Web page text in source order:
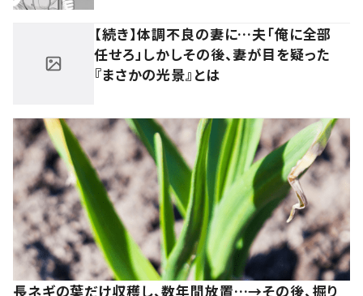
【続き】体調不良の妻に…夫「俺に全部
任せろ」しかしその後、妻が目を疑った
『まさかの光景』とは
長ネギの葉だけ収穫し、数年間放置…→その後、掘り